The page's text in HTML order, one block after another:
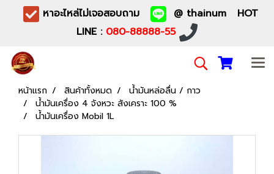
หาอะไหล่ไม่เจอสอบถาม
@ thainum HOT
LINE : 080-88888-55
หน้าแรก สินค้าทั้งหมด
น้ำมันหล่อลื่น / กาว
น้ำมันเครื่อง 4 จังหวะ สังเคราะ 100 %
น้ำมันเครื่อง Mobil 1L